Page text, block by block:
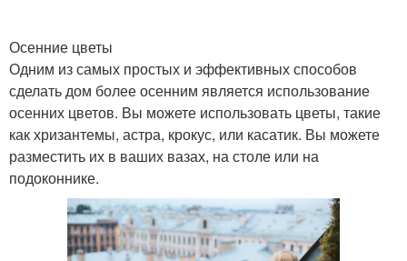
Осенние цветы
Одним из самых простых и эффективных способов
сделать дом более осенним является использование
осенних цветов. Вы можете использовать цветы, такие
как хризантемы, астра, крокус, или касатик. Вы можете
разместить их в ваших вазах, на столе или на
подоконнике.